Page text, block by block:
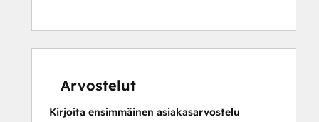
Arvostelut
Kirjoita ensimmäinen asiakasarvostelu